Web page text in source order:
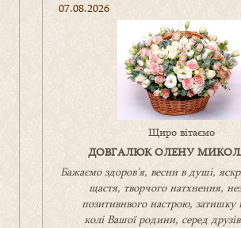
07.08.2026
Щиро вітаємо
ДОВГАЛЮК ОЛЕНУ
Бажаємо здоров’я, весни в душі,
щастя, творчого натхнення,
позитивнвого настрою, затишку
коліВашоїродини, серед